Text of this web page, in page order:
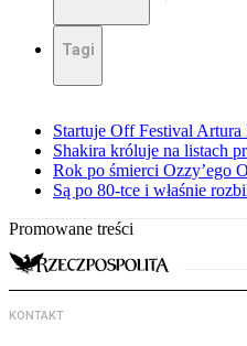
Tagi
Startuje Off Festival
Shakira króluje na listach
Rok po śmierci Ozzy’ego
Są po 80-tce i właśnie
Promowane treści
KONTAKT